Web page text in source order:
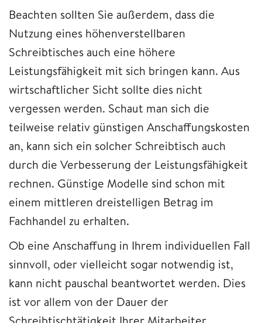
Beachten sollten Sie außerdem, dass die
Nutzung eines höhenverstellbaren
Schreibtisches auch eine höhere
Leistungsfähigkeit mit sich bringen kann. Aus
wirtschaftlicher Sicht sollte dies nicht
vergessen werden. Schaut man sich die
teilweise relativ günstigen Anschaffungskosten
an, kann sich ein solcher Schreibtisch auch
durch die Verbesserung der Leistungsfähigkeit
rechnen. Günstige Modelle sind schon mit
einem mittleren dreistelligen Betrag im
Fachhandel zu erhalten.
Ob eine Anschaffung in Ihrem individuellen Fall
sinnvoll, oder vielleicht sogar notwendig ist,
kann nicht pauschal beantwortet werden. Dies
ist vor allem von der Dauer der